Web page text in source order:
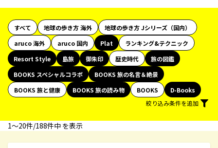
すべて 地球の歩き方 海外
地球の歩き方 Jシリーズ（国内）
aruco 海外
aruco 国内 Plat
ランキング&テクニック
Resort Style
島旅 御朱印 歴史時代
旅の図鑑
BOOKS スペシャルコラボ
BOOKS 旅の名言＆絶景
BOOKS 旅と健康
BOOKS 旅の読み物 BOOKS
D-Books
絞り込み条件を追加
1〜20件/188件中 を表示